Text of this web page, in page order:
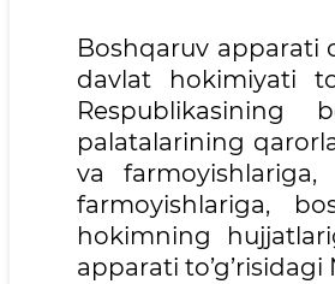
Boshqaruv apparati
davlat hokimiyati
Respublikasining
palatalarining
va farmoyishlariga,
farmoyishlariga,
hokimning
apparati